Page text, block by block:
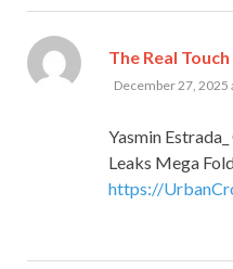
The Real Touch
December 27, 2025
Yasmin
Leaks Mega
https://